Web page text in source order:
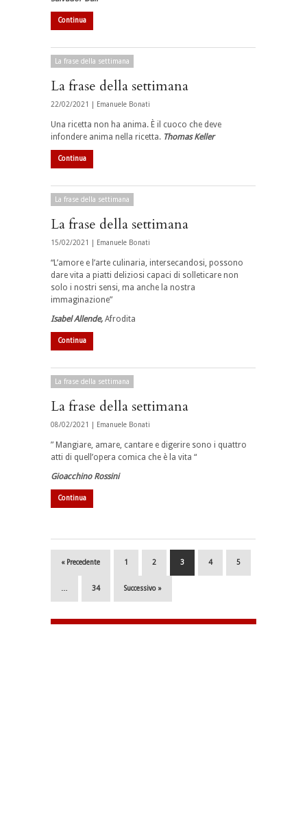
Continua
La frase della settimana
La frase della settimana
22/02/2021 | Emanuele Bonati
Una ricetta non ha anima. È il cuoco che deve
infondere anima nella ricetta. Thomas Keller
Continua
La frase della settimana
La frase della settimana
15/02/2021 | Emanuele Bonati
“L’amore e l’arte culinaria, intersecandosi, possono
dare vita a piatti deliziosi capaci di solleticare non
solo i nostri sensi, ma anche la nostra
immaginazione”
Isabel Allende, Afrodita
Continua
La frase della settimana
La frase della settimana
08/02/2021 | Emanuele Bonati
” Mangiare, amare, cantare e digerire sono i quattro
atti di quell’opera comica che è la vita “
Gioacchino Rossini
Continua
« Precedente 1 2 3 4 5
34 Successivo »